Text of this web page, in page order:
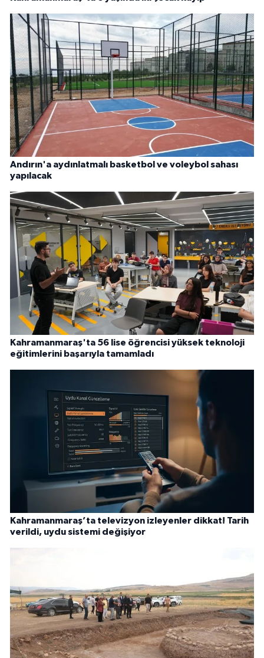
Andırın'a aydınlatmalı basketbol ve voleybol sahası
yapılacak
Kahramanmaraş'ta 56 lise öğrencisi yüksek teknoloji
eğitimlerini başarıyla tamamladı
Kahramanmaraş’ta televizyon izleyenler dikkat! Tarih
verildi, uydu sistemi değişiyor